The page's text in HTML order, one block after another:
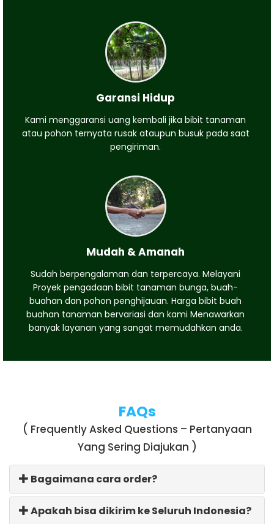
Garansi Hidup
Kami menggaransi uang kembali jika bibit tanaman
atau pohon ternyata rusak ataupun busuk pada saat
pengiriman.
Mudah & Amanah
Sudah berpengalaman dan terpercaya. Melayani
Proyek pengadaan bibit tanaman bunga, buah-
buahan dan pohon penghijauan. Harga bibit buah
buahan tanaman bervariasi dan kami Menawarkan
banyak layanan yang sangat memudahkan anda.
FAQs
( Frequently Asked Questions – Pertanyaan
Yang Sering Diajukan )
Bagaimana cara order?
Apakah bisa dikirim ke Seluruh Indonesia?